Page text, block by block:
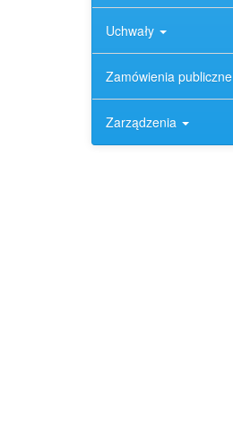
Uchwały
Zamówienia publiczne
Zarządzenia